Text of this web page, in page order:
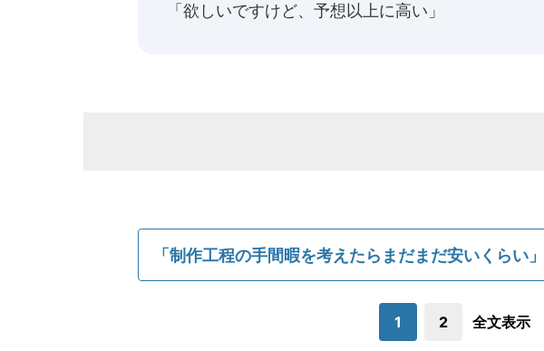
「欲しいですけど、予想以上に高い」
「制作工程の手間暇を考えたらまだまだ安いくらい」
1 2 全文表示